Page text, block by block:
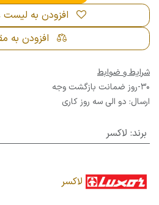
افزودن به
افزودن به لیست
شرایط و ضوابط
30-روز ضمانت بازگشت وجه
ارسال: دو الی سه روز کاری
برند: لاکسر
لاکسر